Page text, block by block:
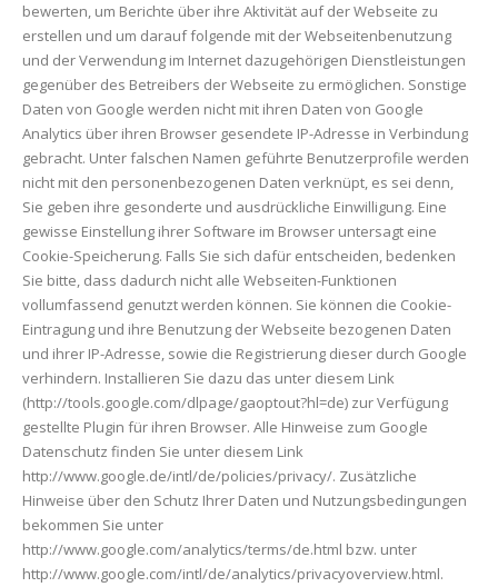
bewerten, um Berichte über ihre Aktivität auf der Webseite zu
erstellen und um darauf folgende mit der Webseitenbenutzung
und der Verwendung im Internet dazugehörigen Dienstleistungen
gegenüber des Betreibers der Webseite zu ermöglichen. Sonstige
Daten von Google werden nicht mit ihren Daten von Google
Analytics über ihren Browser gesendete IP-Adresse in Verbindung
gebracht. Unter falschen Namen geführte Benutzerprofile werden
nicht mit den personenbezogenen Daten verknüpt, es sei denn,
Sie geben ihre gesonderte und ausdrückliche Einwilligung. Eine
gewisse Einstellung ihrer Software im Browser untersagt eine
Cookie-Speicherung. Falls Sie sich dafür entscheiden, bedenken
Sie bitte, dass dadurch nicht alle Webseiten-Funktionen
vollumfassend genutzt werden können. Sie können die Cookie-
Eintragung und ihre Benutzung der Webseite bezogenen Daten
und ihrer IP-Adresse, sowie die Registrierung dieser durch Google
verhindern. Installieren Sie dazu das unter diesem Link
(http://tools.google.com/dlpage/gaoptout?hl=de) zur Verfügung
gestellte Plugin für ihren Browser. Alle Hinweise zum Google
Datenschutz finden Sie unter diesem Link
http://www.google.de/intl/de/policies/privacy/. Zusätzliche
Hinweise über den Schutz Ihrer Daten und Nutzungsbedingungen
bekommen Sie unter
http://www.google.com/analytics/terms/de.html bzw. unter
http://www.google.com/intl/de/analytics/privacyoverview.html.